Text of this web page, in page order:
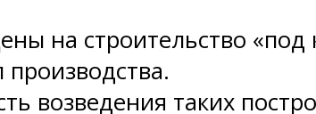
на строительство
возведения таких